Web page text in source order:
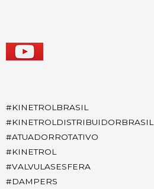
#KINETROLBRASIL
#KINETROLDISTRIBUIDORBRASIL
#ATUADORROTATIVO
#KINETROL
#VALVULASESFERA
#DAMPERS